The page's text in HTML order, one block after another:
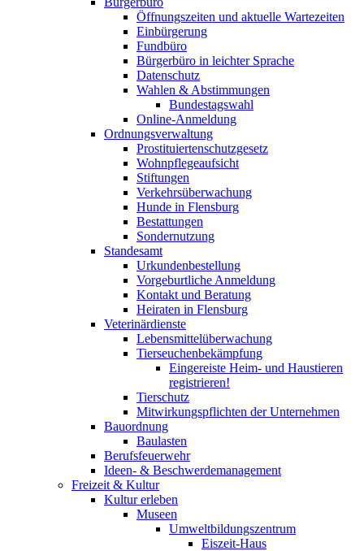
Öffnungszeiten und aktuelle Wartezeiten
Einbürgerung
Fundbüro
Bürgerbüro in leichter Sprache
Datenschutz
Wahlen & Abstimmungen
Bundestagswahl
Online-Anmeldung
Ordnungsverwaltung
Prostituiertenschutzgesetz
Wohnpflegeaufsicht
Stiftungen
Verkehrsüberwachung
Hunde in Flensburg
Bestattungen
Sondernutzung
Standesamt
Urkundenbestellung
Vorgeburtliche Anmeldung
Kontakt und Beratung
Heiraten in Flensburg
Veterinärdienste
Lebensmittelüberwachung
Tierseuchenbekämpfung
Eingereiste Heim- und Haustieren
registrieren!
Tierschutz
Mitwirkungspflichten der Unternehmen
Bauordnung
Baulasten
Berufsfeuerwehr
Ideen- & Beschwerdemanagement
Freizeit & Kultur
Kultur erleben
Museen
Umweltbildungszentrum
Eiszeit-Haus